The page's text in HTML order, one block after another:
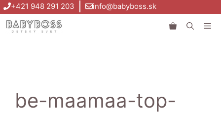
Preskočiť
na
obsah
+421 948 291 203 info@babyboss.sk
be-maamaa-top-